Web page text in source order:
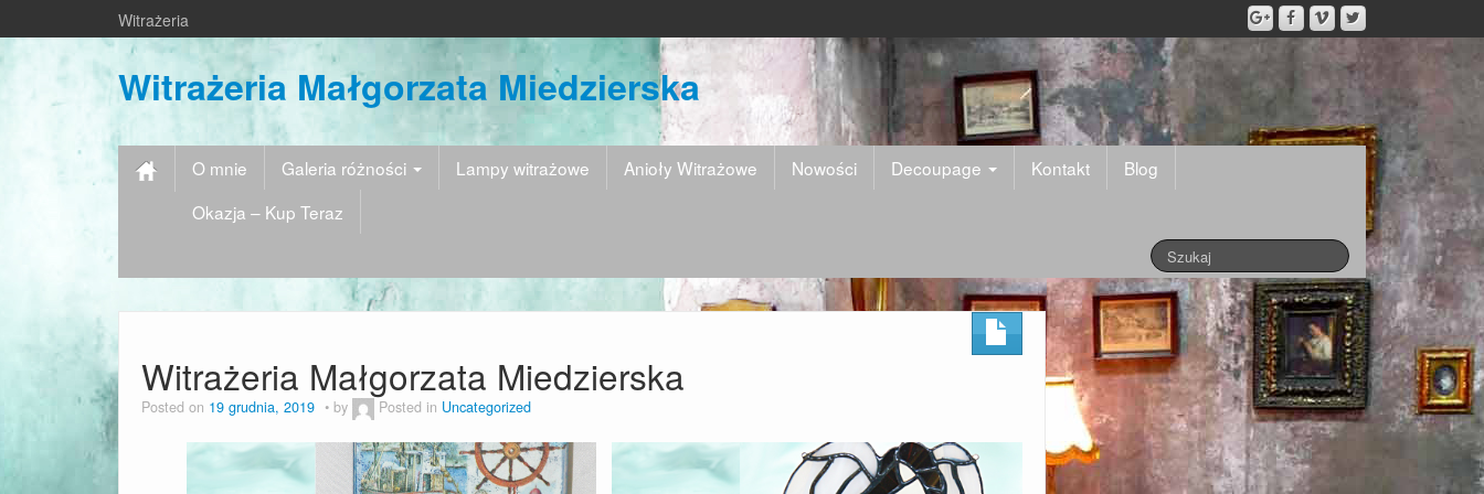
Witrażeria
Witrażeria Małgorzata Miedzierska
O mnie Galeria różności Lampy witrażowe Anioły Witrażowe Nowości Decoupage Kontakt
Blog
Okazja – Kup Teraz
Witrażeria Małgorzata Miedzierska
Posted on 19 grudnia, 2019 by Posted in Uncategorized